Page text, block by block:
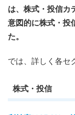
は、株式・投信カ
意図的に株式・投
た。
では、詳しく各セ
株式・投信